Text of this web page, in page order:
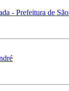
- Prefeitura de